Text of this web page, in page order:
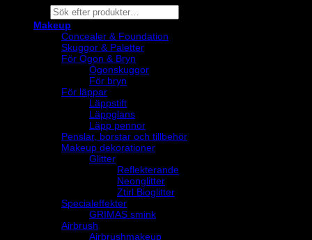
Products
search
Makeup
Concealer & Foundation
Skuggor & Paletter
För Ögon & Bryn
Ögonskuggor
För bryn
För läppar
Läppstift
Läppglans
Läpp pennor
Penslar, borstar och tillbehör
Makeup dekorationer
Glitter
Reflekterande
Neonglitter
Ztirl Bioglitter
Specialeffekter
GRIMAS smink
Airbrush
Airbrushmakeup